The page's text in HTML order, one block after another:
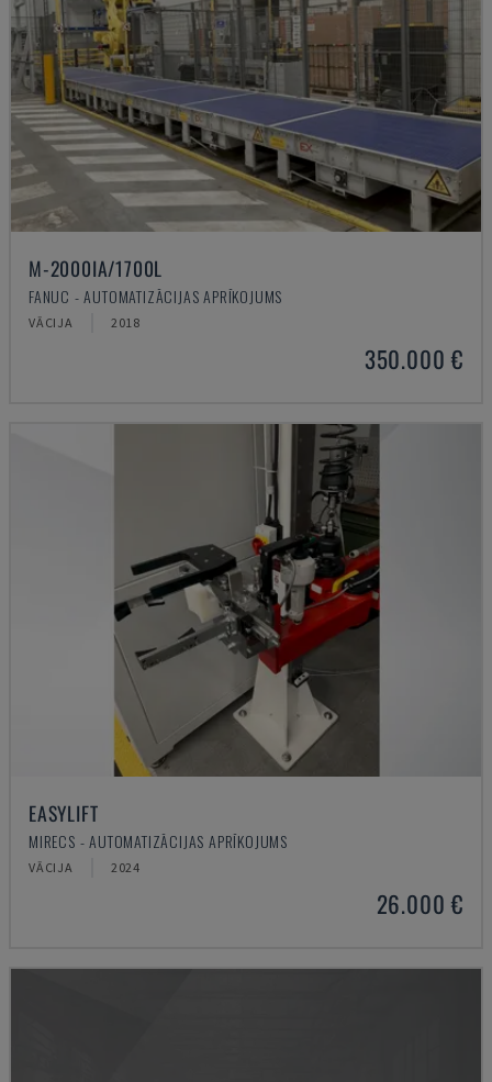
M-2000IA/1700L
FANUC - AUTOMATIZĀCIJAS APRĪKOJUMS
VĀCIJA 2018
350.000 €
EASYLIFT
MIRECS - AUTOMATIZĀCIJAS APRĪKOJUMS
VĀCIJA 2024
26.000 €